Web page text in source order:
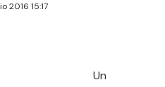
2016 15:17
Un